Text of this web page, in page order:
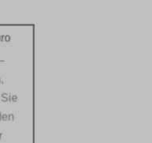
Sie